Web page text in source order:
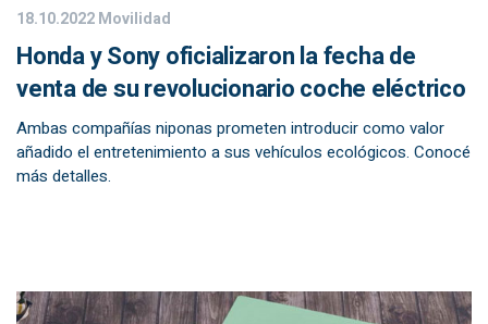
18.10.2022Movilidad
Honda y Sony oficializaron la fecha de
venta de su revolucionario coche eléctrico
Ambas compañías niponas prometen introducir como valor
añadido el entretenimiento a sus vehículos ecológicos. Conocé
más detalles.